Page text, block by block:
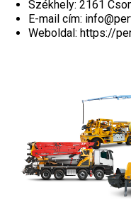
Székhely: 2161
E-mail cím:
Weboldal: https://